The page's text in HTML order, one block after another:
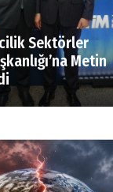
Sektörler
Metin